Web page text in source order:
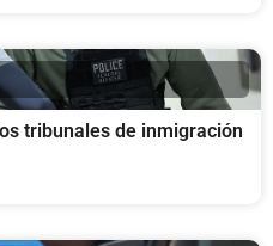
tribunales de inmigración